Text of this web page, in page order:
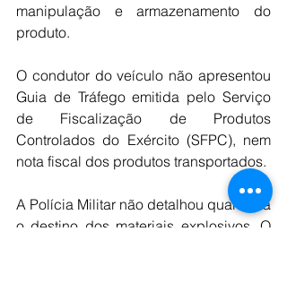
manipulação e armazenamento do
produto.
O condutor do veículo não apresentou
Guia de Tráfego emitida pelo Serviço
de Fiscalização de Produtos
Controlados do Exército (SFPC), nem
nota fiscal dos produtos transportados.
A Polícia Militar não detalhou qual seria
o destino dos materiais explosivos. O